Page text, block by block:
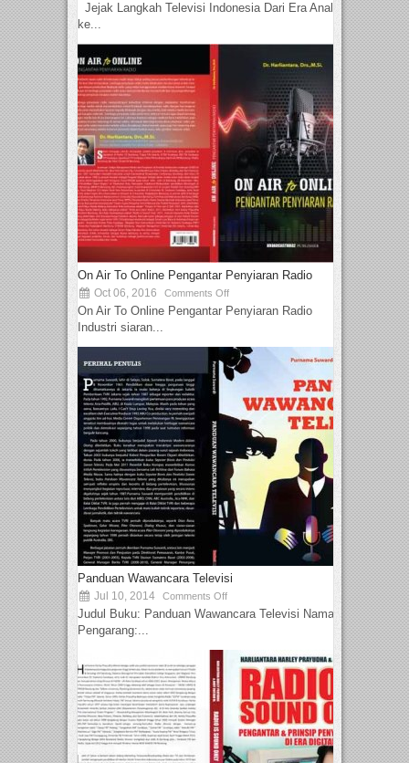
Jejak Langkah Televisi Indonesia Dari Era Analog
ke...
On Air To Online Pengantar Penyiaran Radio
Oct 06, 2016 Comments Off
On Air To Online Pengantar Penyiaran Radio
Industri siaran...
Panduan Wawancara Televisi
Jul 10, 2014 Comments Off
Judul Buku: Panduan Wawancara Televisi Nama
Pengarang:...